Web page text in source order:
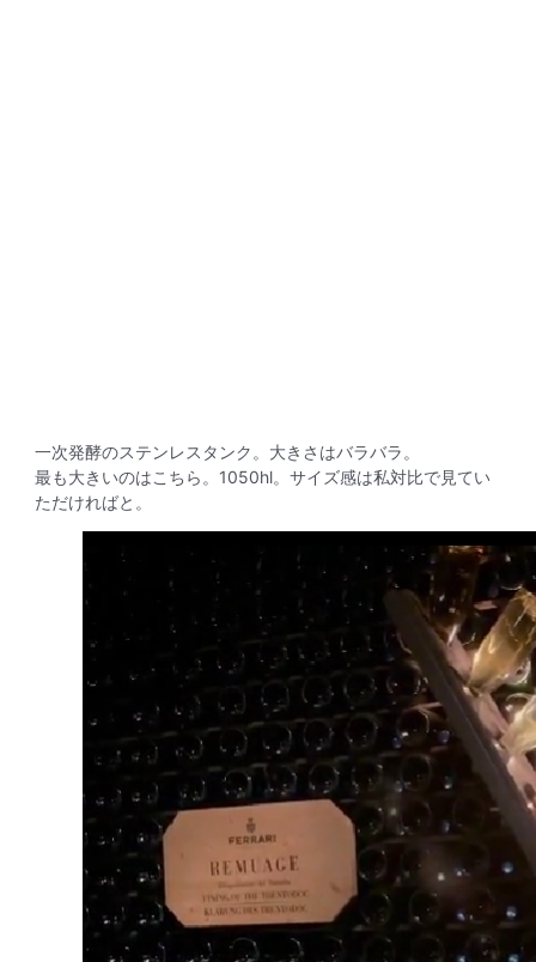
一次発酵のステンレスタンク。大きさはバラバラ。
最も大きいのはこちら。1050hl。サイズ感は私対比で見てい
ただければと。